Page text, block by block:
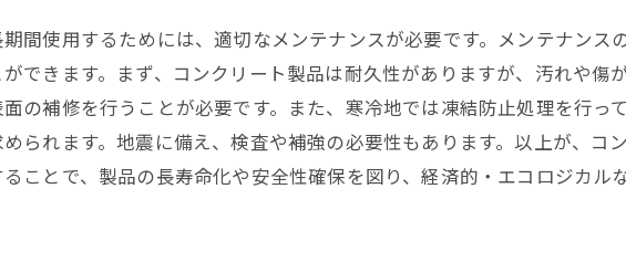
間使用するためには、適切なメンテナンスが必要です。メンテナンス
できます。まず、コンクリート製品は耐久性がありますが、汚れや傷
の補修を行うことが必要です。また、寒冷地では凍結防止処理を行っ
られます。地震に備え、検査や補強の必要性もあります。以上が、コ
ことで、製品の長寿命化や安全性確保を図り、経済的・エコロジカル